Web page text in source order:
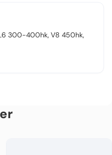
300-400hk, V8 450hk,